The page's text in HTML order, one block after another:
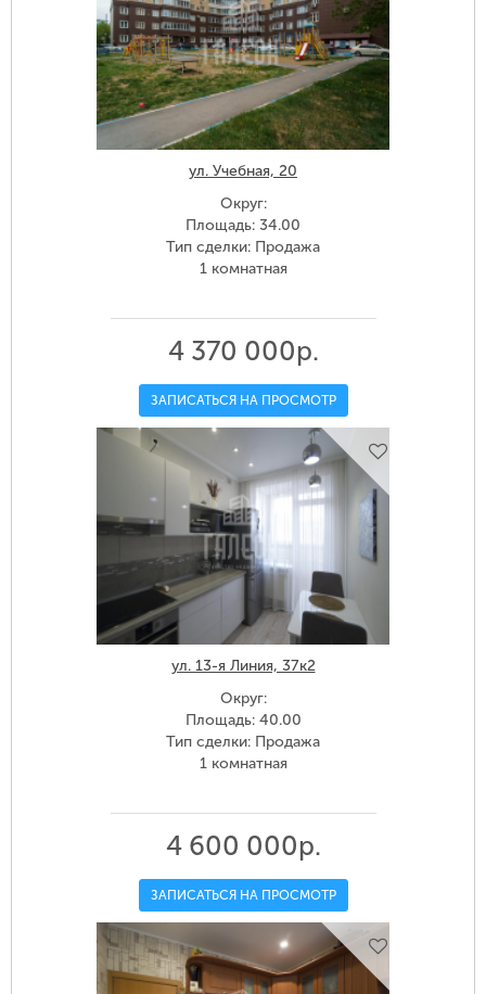
ул. Учебная, 20
Округ:
Площадь: 34.00
Тип сделки: Продажа
1 комнатная
4 370 000р.
ЗАПИСАТЬСЯ НА ПРОСМОТР
ул. 13-я Линия, 37к2
Округ:
Площадь: 40.00
Тип сделки: Продажа
1 комнатная
4 600 000р.
ЗАПИСАТЬСЯ НА ПРОСМОТР